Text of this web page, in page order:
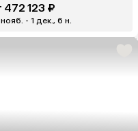
472 123 ₽
- 1 дек., 6 н.